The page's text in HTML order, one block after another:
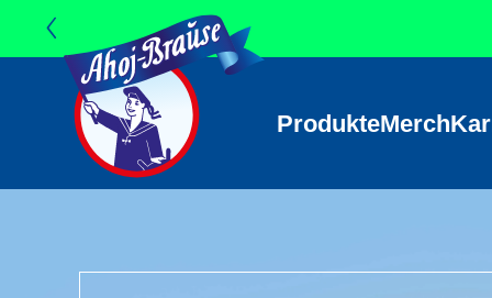
Direkt zum
Inhalt
ProdukteMerch